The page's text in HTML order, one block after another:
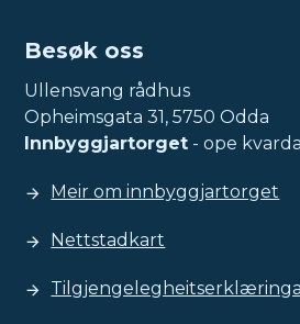
Besøk oss
Ullensvang rådhus
Opheimsgata 31, 5750 Odda
Innbyggjartorget - ope
Meir om innbyggjartorget
Nettstadkart